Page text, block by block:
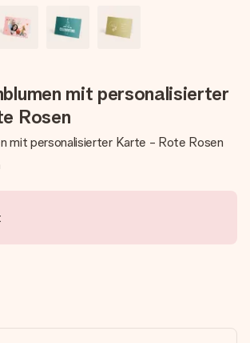
mit personalisierter
Rosen
mit personalisierter Karte - Rote Rosen